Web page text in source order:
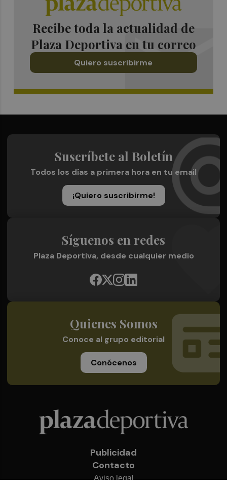
Recibe toda la actualidad de
Plaza Deportiva en tu correo
Quiero suscribirme
Suscríbete al Boletín
Todos los días a primera hora en tu email
¡Quiero suscribirme!
Síguenos en redes
Plaza Deportiva, desde cualquier medio
Quienes Somos
Conoce al grupo editorial
Conócenos
Publicidad
Contacto
Aviso legal